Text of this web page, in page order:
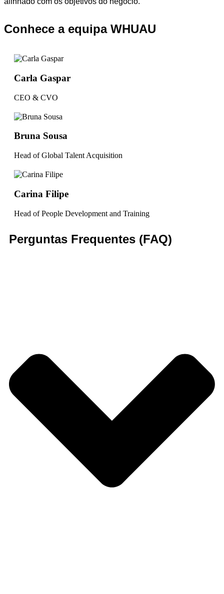
Conhece a equipa WHUAU
Carla Gaspar
CEO & CVO
Bruna Sousa
Head of Global Talent Acquisition
Carina Filipe
Head of People Development and Training
Perguntas Frequentes (FAQ)